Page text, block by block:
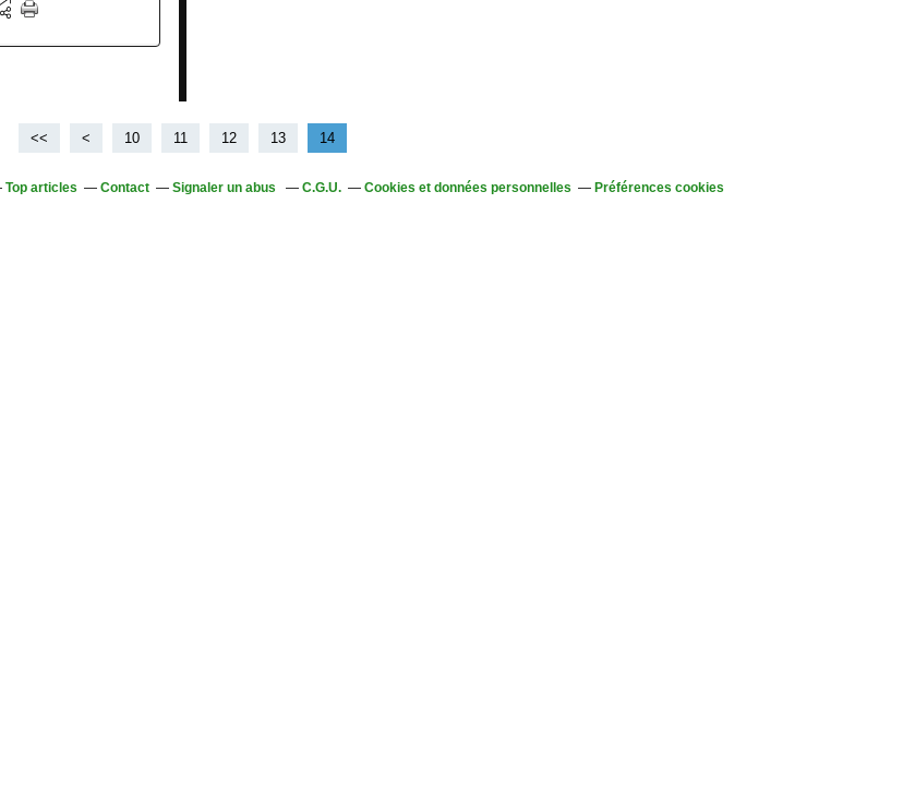
<< < 10 11 12 13 14
Top articles Contact Signaler un abus C.G.U. Cookies et données personnelles Préférences cookies